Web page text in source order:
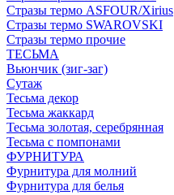
Стразы термо ASFOUR/Xirius
Стразы термо SWAROVSKI
Стразы термо прочие
ТЕСЬМА
Вьюнчик (зиг-заг)
Сутаж
Тесьма декор
Тесьма жаккард
Тесьма золотая, серебрянная
Тесьма с помпонами
ФУРНИТУРА
Фурнитура для молний
Фурнитура для белья